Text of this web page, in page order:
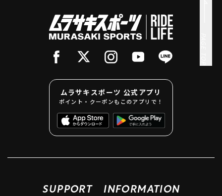
ムラサキスポーツ 公式アプリ
ポイント・クーポンもこのアプリで！
SUPPORT INFORMATION